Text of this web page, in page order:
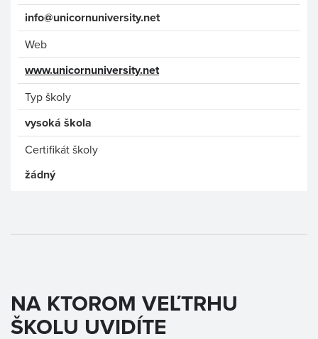
info@unicornuniversity.net
Web
www.unicornuniversity.net
Typ školy
vysoká škola
Certifikát školy
žádný
NA KTOROM VEĽTRHU
ŠKOLU UVIDÍTE